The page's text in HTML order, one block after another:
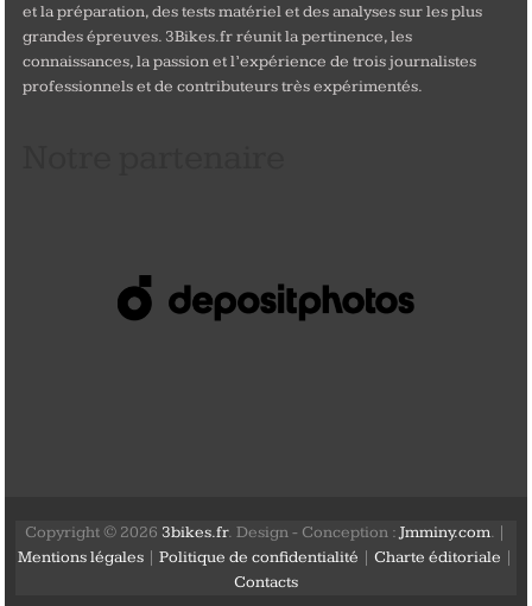
et la préparation, des tests matériel et des analyses sur les plus
grandes épreuves. 3Bikes.fr réunit la pertinence, les
connaissances, la passion et l’expérience de trois journalistes
professionnels et de contributeurs très expérimentés.
Copyright © 2026 3bikes.fr. Design - Conception :Jmminy.com. |
Mentions légales |Politique de confidentialité |Charte éditoriale
Contacts